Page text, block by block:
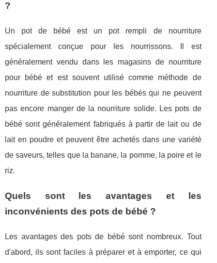
?
Un pot de bébé est un pot rempli de nourriture
spécialement conçue pour les nourrissons. Il est
généralement vendu dans les magasins de nourriture
pour bébé et est souvent utilisé comme méthode de
nourriture de substitution pour les bébés qui ne peuvent
pas encore manger de la nourriture solide. Les pots de
bébé sont généralement fabriqués à partir de lait ou de
lait en poudre et peuvent être achetés dans une variété
de saveurs, telles que la banane, la pomme, la poire et le
riz.
Quels sont les avantages et les
inconvénients des pots de bébé ?
Les avantages des pots de bébé sont nombreux. Tout
d'abord, ils sont faciles à préparer et à emporter, ce qui